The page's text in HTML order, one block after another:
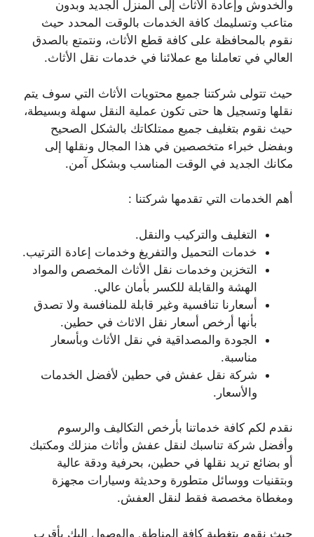
والخدوش وإعادة الأثاث إلى المنزل الجديد وبدون
متاعب وتسليمك كافة الخدمات بالوقت المحدد حيث
نقوم بالمحافظة على كافة قطع الأثاث، ونتمتع بالصدق
العالي في تعاملنا مع عملائنا في خدمات نقل الأثاث.
حيث تتولى شركتنا جميع محتويات الأثاث التي سوف يتم
نقلها وتسجيل ها حتى تكون عملية النقل سهلة وبسيطة،
حيث نقوم بتغليف جميع ممتلكاتك بالشكل الصحيح
وبفضل خبراء متخصصين في هذا المجال ونقلها إلى
مكانك الجديد في الوقت المناسب وبشكل آمن.
أهم الخدمات التي تقدمها شركتنا :
التغليف والتركيب والنقل.
خدمات التحميل والتفريغ وخدمات إعادة الترتيب.
التخزين وخدمات نقل الأثاث المخصص والمواد
الهشة والقابلة للكسر بأمان عالي.
أسعارنا تنافسية وغير قابلة للمنافسة ولا تصدق
بأنها أرخص أسعار نقل الاثاث في حطين.
الجودة والمصداقية في نقل الأثاث وبأسعار
مناسبة.
شركة نقل عفش في حطين لأفضل الخدمات
والأسعار.
نقدم لكم كافة خدماتنا بأرخص التكاليف والرسوم
وأفضل شركة تناسبك لنقل عفش وأثاث منزلك ومكتبك
أو بضائع تريد نقلها في حطين، بحرفية ودقة عالية
وبتقنيات ووسائل متطورة وحديثة وسيارات مجهزة
ومغطاة مخصصة فقط لنقل العفش.
حيث نقوم بتغطية كافة المناطق والوصول إليك بأقرب